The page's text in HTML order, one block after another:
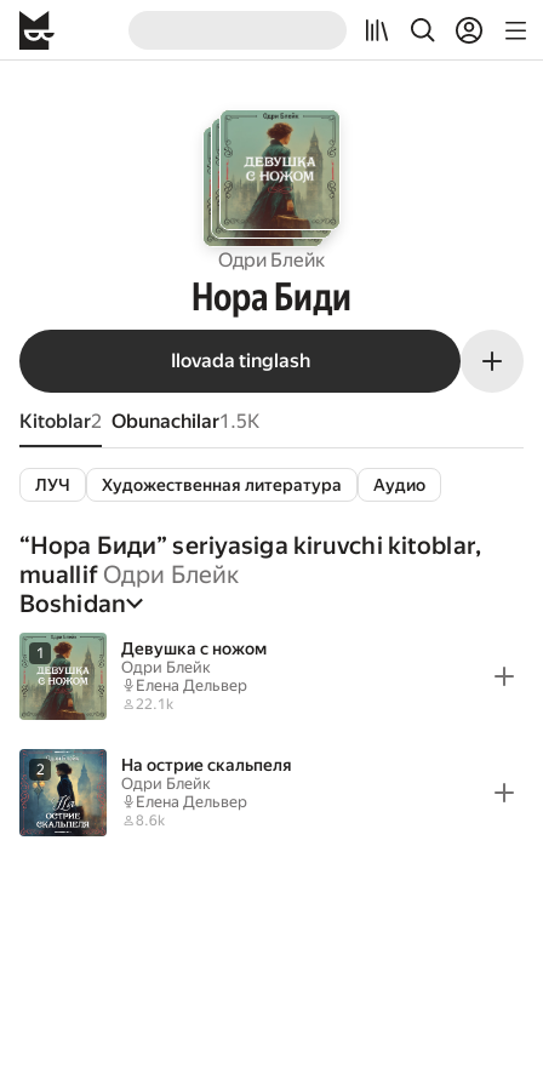
Одри Блейк
Нора Биди
Ilovada tinglash
Kitoblar2 Obunachilar1.5K
ЛУЧ Художественная литература Аудио
“Нора Биди” seriyasiga kiruvchi kitoblar,
muallif Одри Блейк
Boshidan
1 Девушка с ножом
Одри Блейк
Елена Дельвер
22.1k
2 На острие скальпеля
Одри Блейк
Елена Дельвер
8.6k